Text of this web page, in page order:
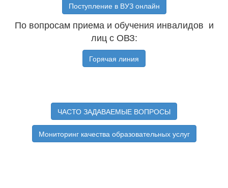
Поступление в ВУЗ онлайн
По вопросам приема и обучения инвалидов и
лиц с ОВЗ:
Горячая линия
ЧАСТО ЗАДАВАЕМЫЕ ВОПРОСЫ
Мониторинг качества образовательных услуг